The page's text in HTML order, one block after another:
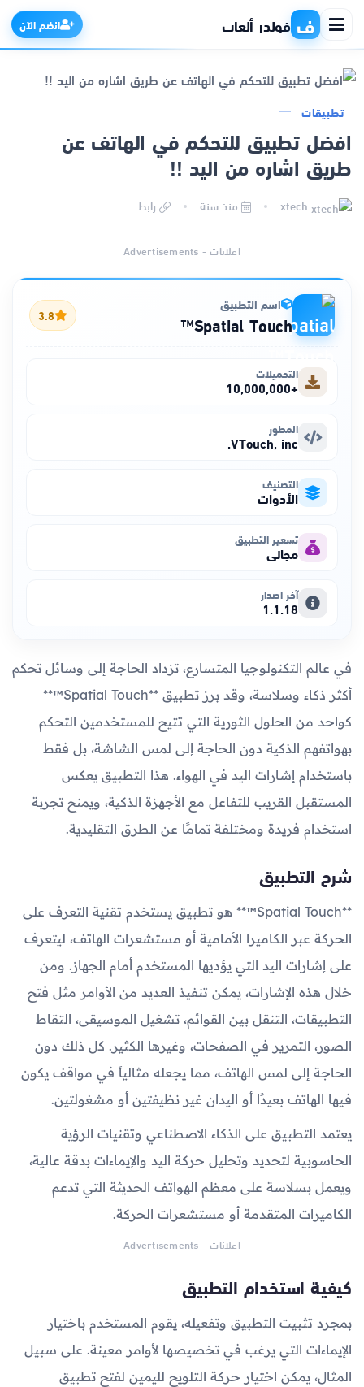
ف فولدر ألعاب انضم الآن
التطبيقات
الألعاب
ذكاء اصطناعي
تطبيقات
افضل تطبيق للتحكم في الهاتف عن
طريق اشاره من اليد !!
منذ سنة رابط
اعلانات - Advertisements
اسم التطبيق
Spatial Touch™
3.8
التحميلات
+10,000,000
المطور
VTouch, inc.
التصنيف
الأدوات
تسعير التطبيق
مجاني
آخر اصدار
1.1.18
في عالم التكنولوجيا المتسارع، تزداد الحاجة إلى وسائل تحكم
أكثر ذكاء وسلاسة، وقد برز تطبيق **Spatial Touch™**
كواحد من الحلول الثورية التي تتيح للمستخدمين التحكم
بهواتفهم الذكية دون الحاجة إلى لمس الشاشة، بل فقط
باستخدام إشارات اليد في الهواء. هذا التطبيق يعكس
المستقبل القريب للتفاعل مع الأجهزة الذكية، ويمنح تجربة
استخدام فريدة ومختلفة تمامًا عن الطرق التقليدية.
شرح التطبيق
**Spatial Touch™** هو تطبيق يستخدم تقنية التعرف على
الحركة عبر الكاميرا الأمامية أو مستشعرات الهاتف، ليتعرف
على إشارات اليد التي يؤديها المستخدم أمام الجهاز. ومن
خلال هذه الإشارات، يمكن تنفيذ العديد من الأوامر مثل فتح
التطبيقات، التنقل بين القوائم، تشغيل الموسيقى، التقاط
الصور، التمرير في الصفحات، وغيرها الكثير. كل ذلك دون
الحاجة إلى لمس الهاتف، مما يجعله مثالياً في مواقف يكون
فيها الهاتف بعيدًا أو اليدان غير نظيفتين أو مشغولتين.
يعتمد التطبيق على الذكاء الاصطناعي وتقنيات الرؤية
الحاسوبية لتحديد وتحليل حركة اليد والإيماءات بدقة عالية،
ويعمل بسلاسة على معظم الهواتف الحديثة التي تدعم
الكاميرات المتقدمة أو مستشعرات الحركة.
اعلانات - Advertisements
كيفية استخدام التطبيق
بمجرد تثبيت التطبيق وتفعيله، يقوم المستخدم باختيار
الإيماءات التي يرغب في تخصيصها لأوامر معينة. على سبيل
المثال، يمكن اختيار حركة التلويح لليمين لفتح تطبيق